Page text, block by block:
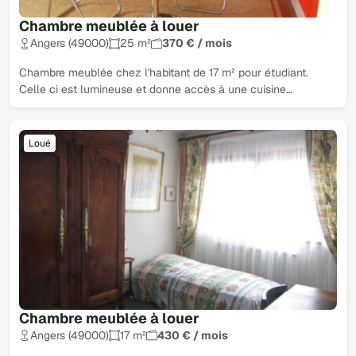
Chambre meublée à louer
Angers (49000) 25 m² 370 € / mois
Chambre meublée chez l'habitant de 17 m² pour étudiant.
Celle ci est lumineuse et donne accès à une cuisine…
Chambre meublée à louer
Loué
Angers (49000) 17 m² 430 € / mois